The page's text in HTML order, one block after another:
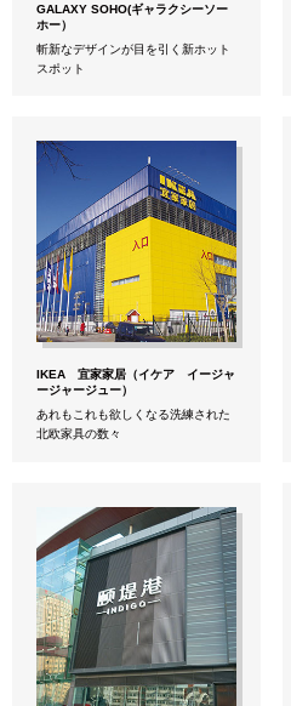
GALAXY SOHO(ギャラクシーソー
ホー）
斬新なデザインが目を引く新ホット
スポット
IKEA 宜家家居（イケア イージャ
ージャージュー）
あれもこれも欲しくなる洗練された
北欧家具の数々